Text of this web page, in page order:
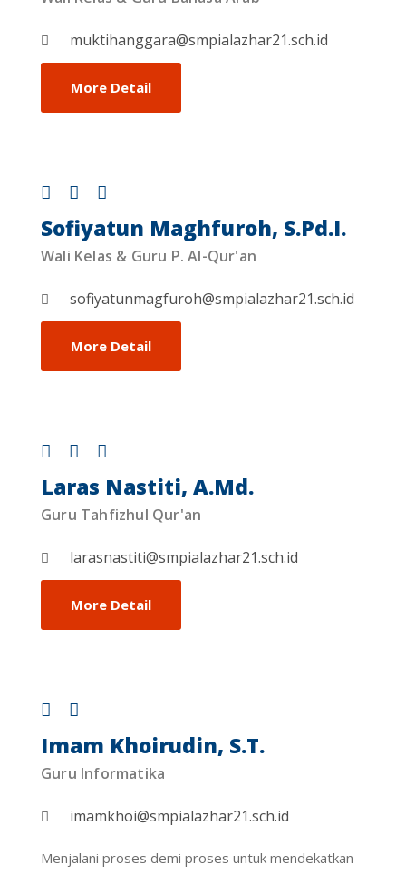
muktihanggara@smpialazhar21.sch.id
More Detail
Sofiyatun Maghfuroh, S.Pd.I.
Wali Kelas & Guru P. Al-Qur'an
sofiyatunmagfuroh@smpialazhar21.sch.id
More Detail
Laras Nastiti, A.Md.
Guru Tahfizhul Qur'an
larasnastiti@smpialazhar21.sch.id
More Detail
Imam Khoirudin, S.T.
Guru Informatika
imamkhoi@smpialazhar21.sch.id
Menjalani proses demi proses untuk mendekatkan